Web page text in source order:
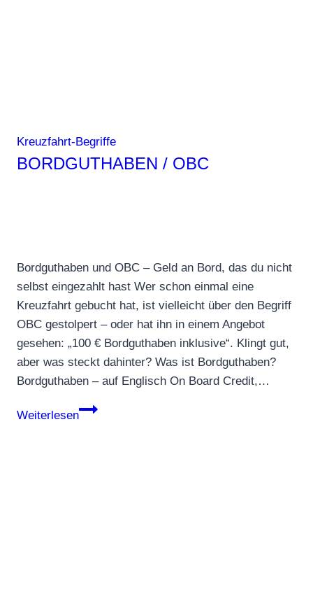
Kreuzfahrt-Begriffe
BORDGUTHABEN / OBC
Bordguthaben und OBC – Geld an Bord, das du nicht
selbst eingezahlt hast Wer schon einmal eine
Kreuzfahrt gebucht hat, ist vielleicht über den Begriff
OBC gestolpert – oder hat ihn in einem Angebot
gesehen: „100 € Bordguthaben inklusive“. Klingt gut,
aber was steckt dahinter? Was ist Bordguthaben?
Bordguthaben – auf Englisch On Board Credit,…
Weiterlesen
Bordguthaben